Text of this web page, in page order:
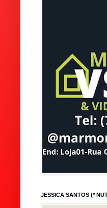
JESSICA SANTOS (*